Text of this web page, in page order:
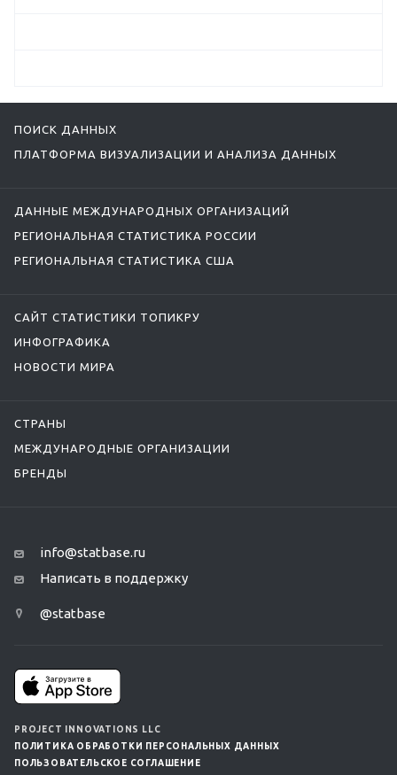
ПОИСК ДАННЫХ
ПЛАТФОРМА ВИЗУАЛИЗАЦИИ И АНАЛИЗА ДАННЫХ
ДАННЫЕ МЕЖДУНАРОДНЫХ ОРГАНИЗАЦИЙ
РЕГИОНАЛЬНАЯ СТАТИСТИКА РОССИИ
РЕГИОНАЛЬНАЯ СТАТИСТИКА США
САЙТ СТАТИСТИКИ ТОПИКРУ
ИНФОГРАФИКА
НОВОСТИ МИРА
СТРАНЫ
МЕЖДУНАРОДНЫЕ ОРГАНИЗАЦИИ
БРЕНДЫ
info@statbase.ru
Написать в поддержку
@statbase
PROJECT INNOVATIONS LLC
ПОЛИТИКА ОБРАБОТКИ ПЕРСОНАЛЬНЫХ ДАННЫХ
ПОЛЬЗОВАТЕЛЬСКОЕ СОГЛАШЕНИЕ